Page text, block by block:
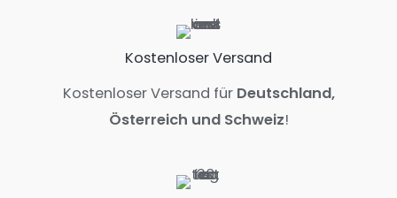
Kostenloser Versand
Kostenloser Versand für Deutschland,
Österreich und Schweiz!